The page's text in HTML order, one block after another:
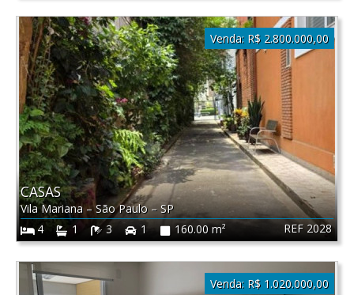
REF 2028
CASAS
Vila Mariana–São Paulo– SP
4
1 3 1 160.00 m²
Venda: R$ 2.800.000,00
Venda: R$ 1.020.000,00